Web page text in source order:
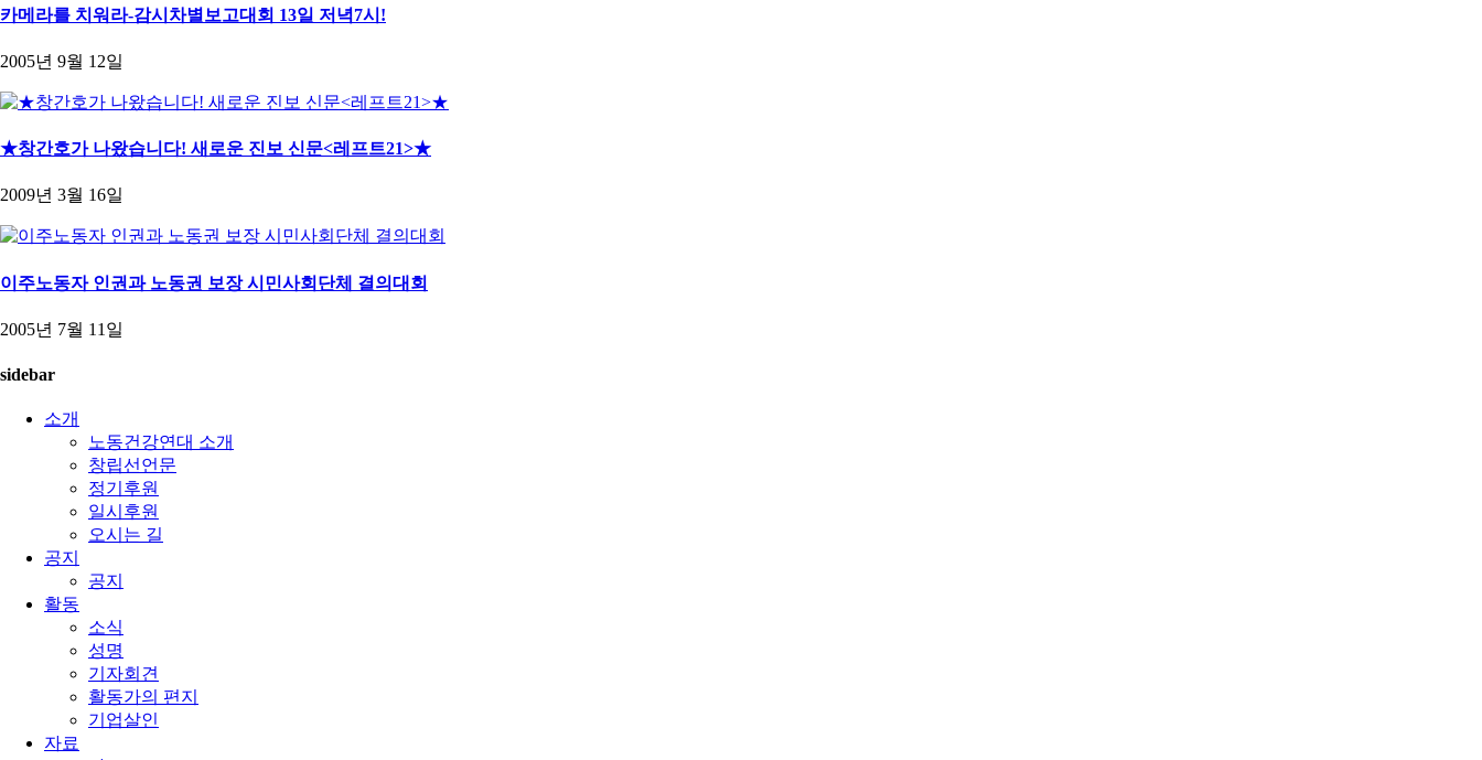
카메라를 치워라-감시차별보고대회 13일 저녁7시!
2005년 9월 12일
★창간호가 나왔습니다! 새로운 진보 신문<레프트21>★
2009년 3월 16일
이주노동자 인권과 노동권 보장 시민사회단체 결의대회
2005년 7월 11일
sidebar
소개
노동건강연대 소개
창립선언문
정기후원
일시후원
오시는 길
공지
공지
활동
소식
성명
기자회견
활동가의 편지
기업살인
자료